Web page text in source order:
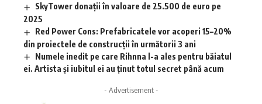
SkyTower donații în valoare de 25.500 de euro pe
2025
Red Power Cons: Prefabricatele vor acoperi 15–20%
din proiectele de construcții în următorii 3 ani
Numele inedit pe care Rihnna l-a ales pentru băiatul
ei. Artista și iubitul ei au ținut totul secret până acum
- Advertisement -